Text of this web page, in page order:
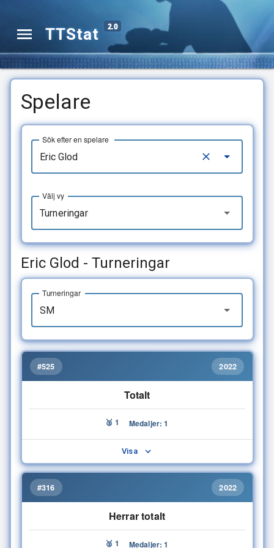
TTStat 2.0
Spelare
Sök efter en spelare
Turneringar
Välj vy
Eric Glod - Turneringar
Turneringar
#525 2022
Totalt
🥈 1 Medaljer: 1
Visa
#316 2022
Herrar totalt
🥈 1 Medaljer: 1